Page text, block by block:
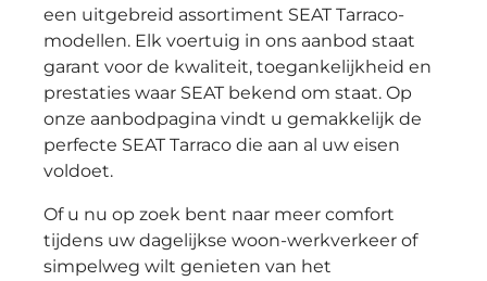
een uitgebreid assortiment SEAT Tarraco-
modellen. Elk voertuig in ons aanbod staat
garant voor de kwaliteit, toegankelijkheid en
prestaties waar SEAT bekend om staat. Op
onze aanbodpagina vindt u gemakkelijk de
perfecte SEAT Tarraco die aan al uw eisen
voldoet.
Of u nu op zoek bent naar meer comfort
tijdens uw dagelijkse woon-werkverkeer of
simpelweg wilt genieten van het